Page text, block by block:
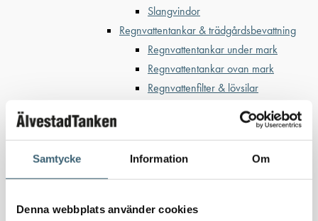
Samtycke Information Om
Denna webbplats använder cookies
Slangvindor
Regnvattentankar & trädgårdsbevattning
Regnvattentankar under mark
Regnvattentankar ovan mark
Regnvattenfilter & lövsilar
Bufferttankar till växtskyddsspruta
Vattenplattformar
Vattenvagnar
Nödvattenutrustning